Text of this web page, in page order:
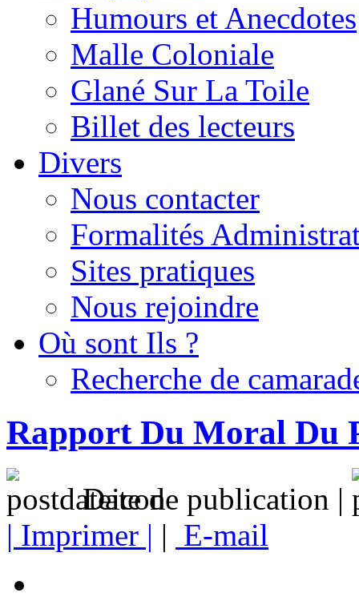
Humours et Anecdotes
Malle Coloniale
Glané Sur La Toile
Billet des lecteurs
Divers
Nous contacter
Formalités
Sites pratiques
Nous rejoindre
Où sont Ils ?
Recherche de
Rapport Du Moral Du
Date de publication |
| Imprimer | | E-mail